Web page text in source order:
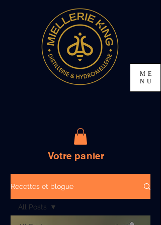
ME
NU
Votre panier
Recettes et blogue
All Posts